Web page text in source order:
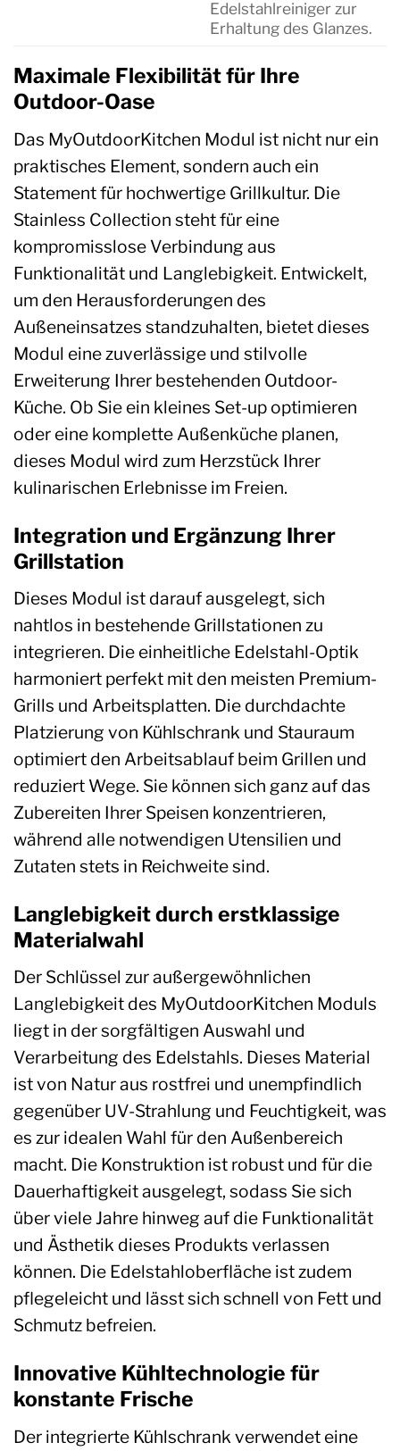
Edelstahlreiniger zur
Erhaltung des Glanzes.
Maximale Flexibilität für Ihre
Outdoor-Oase
Das MyOutdoorKitchen Modul ist nicht nur ein
praktisches Element, sondern auch ein
Statement für hochwertige Grillkultur. Die
Stainless Collection steht für eine
kompromisslose Verbindung aus
Funktionalität und Langlebigkeit. Entwickelt,
um den Herausforderungen des
Außeneinsatzes standzuhalten, bietet dieses
Modul eine zuverlässige und stilvolle
Erweiterung Ihrer bestehenden Outdoor-
Küche. Ob Sie ein kleines Set-up optimieren
oder eine komplette Außenküche planen,
dieses Modul wird zum Herzstück Ihrer
kulinarischen Erlebnisse im Freien.
Integration und Ergänzung Ihrer
Grillstation
Dieses Modul ist darauf ausgelegt, sich
nahtlos in bestehende Grillstationen zu
integrieren. Die einheitliche Edelstahl-Optik
harmoniert perfekt mit den meisten Premium-
Grills und Arbeitsplatten. Die durchdachte
Platzierung von Kühlschrank und Stauraum
optimiert den Arbeitsablauf beim Grillen und
reduziert Wege. Sie können sich ganz auf das
Zubereiten Ihrer Speisen konzentrieren,
während alle notwendigen Utensilien und
Zutaten stets in Reichweite sind.
Langlebigkeit durch erstklassige
Materialwahl
Der Schlüssel zur außergewöhnlichen
Langlebigkeit des MyOutdoorKitchen Moduls
liegt in der sorgfältigen Auswahl und
Verarbeitung des Edelstahls. Dieses Material
ist von Natur aus rostfrei und unempfindlich
gegenüber UV-Strahlung und Feuchtigkeit, was
es zur idealen Wahl für den Außenbereich
macht. Die Konstruktion ist robust und für die
Dauerhaftigkeit ausgelegt, sodass Sie sich
über viele Jahre hinweg auf die Funktionalität
und Ästhetik dieses Produkts verlassen
können. Die Edelstahloberfläche ist zudem
pflegeleicht und lässt sich schnell von Fett und
Schmutz befreien.
Innovative Kühltechnologie für
konstante Frische
Der integrierte Kühlschrank verwendet eine